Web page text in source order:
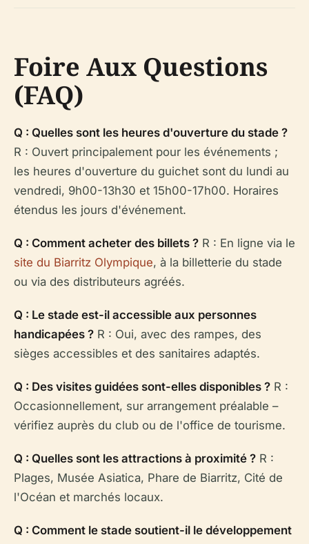
Foire Aux Questions
(FAQ)
Q : Quelles sont les heures d'ouverture du stade ?
R : Ouvert principalement pour les événements ;
les heures d'ouverture du guichet sont du lundi au
vendredi, 9h00-13h30 et 15h00-17h00. Horaires
étendus les jours d'événement.
Q : Comment acheter des billets ? R : En ligne via le
site du Biarritz Olympique, à la billetterie du stade
ou via des distributeurs agréés.
Q : Le stade est-il accessible aux personnes
handicapées ? R : Oui, avec des rampes, des
sièges accessibles et des sanitaires adaptés.
Q : Des visites guidées sont-elles disponibles ? R :
Occasionnellement, sur arrangement préalable –
vérifiez auprès du club ou de l'office de tourisme.
Q : Quelles sont les attractions à proximité ? R :
Plages, Musée Asiatica, Phare de Biarritz, Cité de
l'Océan et marchés locaux.
Q : Comment le stade soutient-il le développement